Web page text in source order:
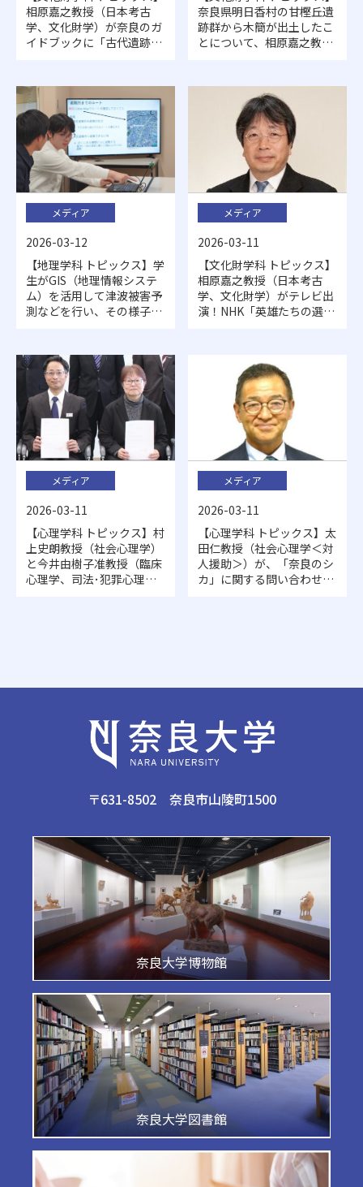
相原嘉之教授（日本考古
学、文化財学）が奈良のガ
イドブックに「古代遺跡マ
奈良県明日香村の甘樫丘遺
跡群から木簡が出土したこ
とについて、相原嘉之教授
メディア
2026-03-12
【地理学科 トピックス】学
生がGIS（地理情報システ
ム）を活用して津波被害予
測などを行い、その様子が
メディア
2026-03-11
【文化財学科 トピックス】
相原嘉之教授（日本考古
学、文化財学）がテレビ出
演！NHK「英雄たちの選
メディア
2026-03-11
【心理学科 トピックス】村
上史朗教授（社会心理学）
と今井由樹子准教授（臨床
心理学、司法･犯罪心理
メディア
2026-03-11
【心理学科 トピックス】太
田仁教授（社会心理学＜対
人援助＞）が、「奈良のシ
カ」に関する問い合わせ対
〒631-8502 奈良市山陵町1500
奈良大学博物館
奈良大学図書館